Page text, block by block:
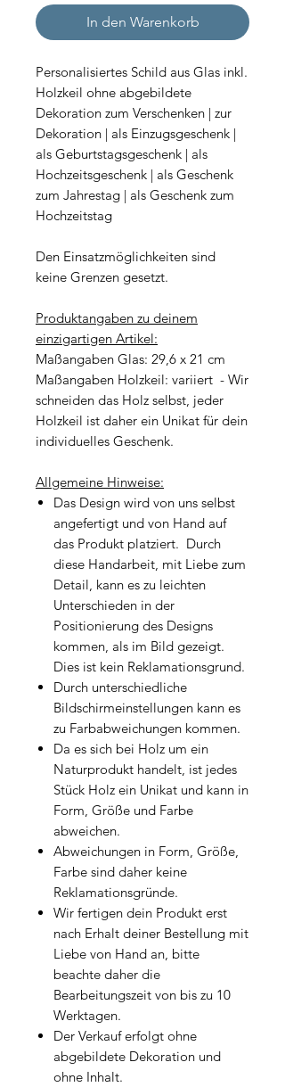
In den Warenkorb
Personalisiertes Schild aus Glas inkl.
Holzkeil ohne abgebildete
Dekoration zum Verschenken | zur
Dekoration | als Einzugsgeschenk |
als Geburtstagsgeschenk | als
Hochzeitsgeschenk | als Geschenk
zum Jahrestag | als Geschenk zum
Hochzeitstag
Den Einsatzmöglichkeiten sind
keine Grenzen gesetzt.
Produktangaben zu deinem
einzigartigen Artikel:
Maßangaben Glas: 29,6 x 21 cm
Maßangaben Holzkeil: variiert - Wir
schneiden das Holz selbst, jeder
Holzkeil ist daher ein Unikat für dein
individuelles Geschenk.
Allgemeine Hinweise:
Das Design wird von uns selbst
angefertigt und von Hand auf
das Produkt platziert. Durch
diese Handarbeit, mit Liebe zum
Detail, kann es zu leichten
Unterschieden in der
Positionierung des Designs
kommen, als im Bild gezeigt.
Dies ist kein Reklamationsgrund.
Durch unterschiedliche
Bildschirmeinstellungen kann es
zu Farbabweichungen kommen.
Da es sich bei Holz um ein
Naturprodukt handelt, ist jedes
Stück Holz ein Unikat und kann in
Form, Größe und Farbe
abweichen.
Abweichungen in Form, Größe,
Farbe sind daher keine
Reklamationsgründe.
Wir fertigen dein Produkt erst
nach Erhalt deiner Bestellung mit
Liebe von Hand an, bitte
beachte daher die
Bearbeitungszeit von bis zu 10
Werktagen.
Der Verkauf erfolgt ohne
abgebildete Dekoration und
ohne Inhalt.